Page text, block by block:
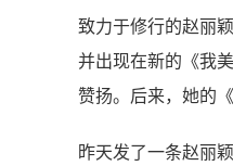
致力于修行的赵丽
并出现在新的《我
赞扬。后来，她的
昨天发了一条赵丽